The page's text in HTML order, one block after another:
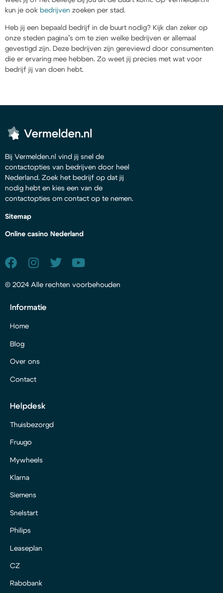
kun je ook bedrijven zoeken per stad.
Heb jij een bepaald bedrijf in de buurt nodig? Kijk dan zeker op
onze steden pagina’s om te zien welke bedrijven er allemaal
gevestigd zijn. Deze bedrijven zijn gereviewd door consumenten
die er ervaring mee hebben. Zo weet jij precies met wat voor
bedrijf jij van doen hebt.
Bij Vermelden.nl vind jij snel de
contactopties van bedrijven door heel
Nederland. Zoek het bedrijf op dat jij
nodig hebt en kies een van de
contactopties om contact op te nemen.
Sitemap
Online casino Nederland
© 2024 Alle rechten voorbehouden
Informatie
Home
Blog
Over ons
Contact
Helpdesk
Thuisbezorgd
Fruugo
Mywheels
Klarna
Siemens
Snelstart
Philips
Leaseplan
CZ
Rabobank